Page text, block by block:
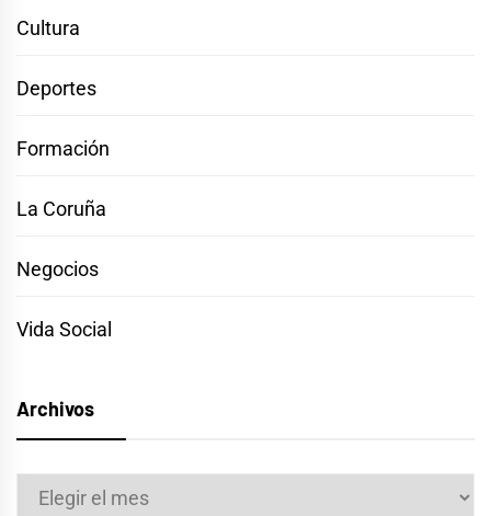
Cultura
Deportes
Formación
La Coruña
Negocios
Vida Social
Archivos
Archivos